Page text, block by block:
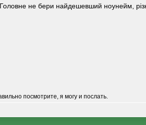
не бери найдешевший ноунейм,
посмотрите, я могу и послать.